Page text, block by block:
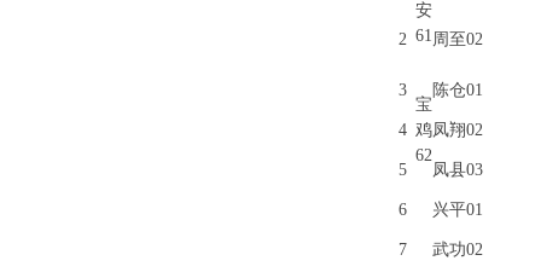
安
61
2 周至02
3
宝
鸡
62
陈仓01
4 凤翔02
5 凤县03
6 兴平01
7 武功02